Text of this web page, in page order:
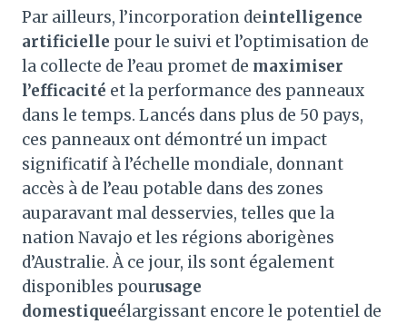
Par ailleurs, l’incorporation deintelligence
artificielle pour le suivi et l’optimisation de
la collecte de l’eau promet de maximiser
l’efficacité et la performance des panneaux
dans le temps. Lancés dans plus de 50 pays,
ces panneaux ont démontré un impact
significatif à l’échelle mondiale, donnant
accès à de l’eau potable dans des zones
auparavant mal desservies, telles que la
nation Navajo et les régions aborigènes
d’Australie. À ce jour, ils sont également
disponibles pourusage
domestiqueélargissant encore le potentiel de